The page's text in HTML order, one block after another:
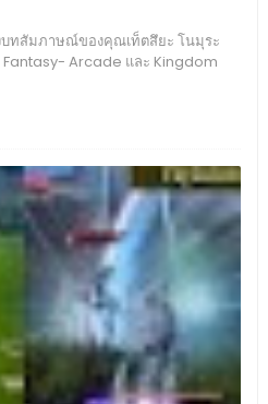
ทสัมภาษณ์ของคุณเท็ตสึยะ โนมุระ
Fantasy- Arcade และ Kingdom